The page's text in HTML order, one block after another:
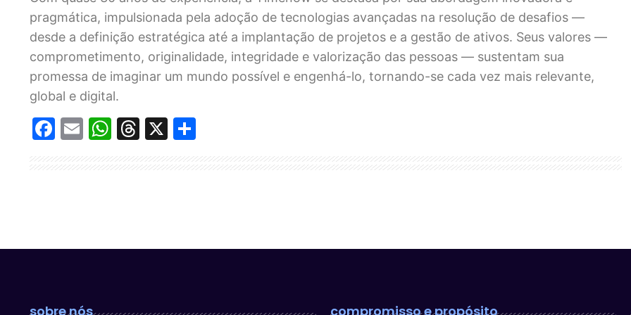
pragmática, impulsionada pela adoção de tecnologias avançadas na resolução de desafios —
desde a definição estratégica até a implantação de projetos e a gestão de ativos. Seus valores —
comprometimento, originalidade, integridade e valorização das pessoas — sustentam sua
promessa de imaginar um mundo possível e engenhá-lo, tornando-se cada vez mais relevante,
global e digital.
Facebook
EmailWhatsApp
Threads
X
sobre nós compromisso e propósito